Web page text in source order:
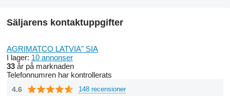
Säljarens kontaktuppgifter
AGRIMATCO LATVIA" SIA
I lager: 10 annonser
33 år på marknaden
Telefonnumren har kontrollerats
4.6 148 recensioner